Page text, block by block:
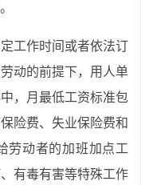
工作时间或者依法订
动的前提下，用人单
，月最低工资标准包
险费、失业保险费和
劳动者的加班加点工
有毒有害等特殊工作